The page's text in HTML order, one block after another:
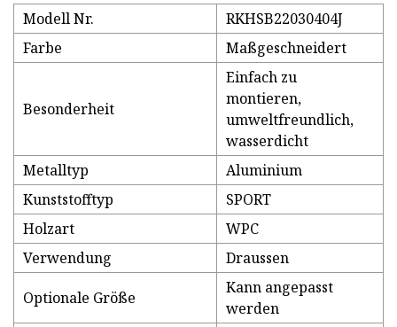
Modell Nr.
RKHSB22030404J
Farbe
Maßgeschneidert
Besonderheit
Einfach zu
montieren,
umweltfreundlich,
wasserdicht
Metalltyp
Aluminium
Kunststofftyp
SPORT
Holzart
WPC
Verwendung
Draussen
Optionale Größe
Kann angepasst
werden